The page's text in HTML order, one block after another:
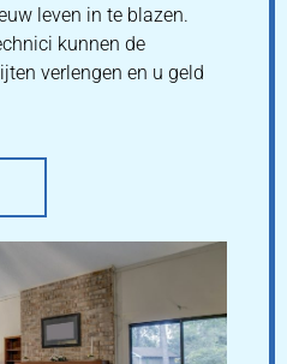
leven in te blazen.
kunnen de
verlengen en u geld